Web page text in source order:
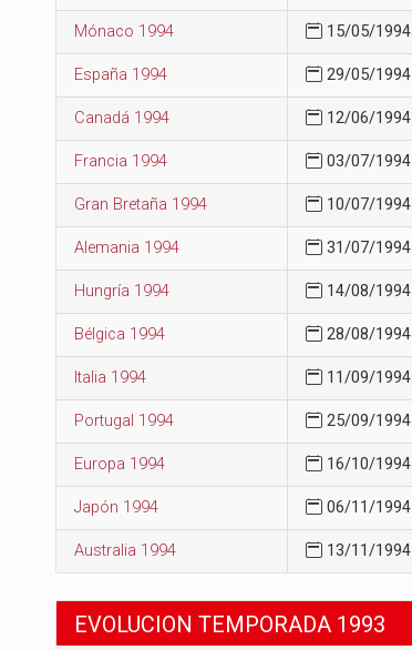
Mónaco 1994 15/05/1994
España 1994 29/05/1994
Canadá 1994 12/06/1994
Francia 1994 03/07/1994
Gran Bretaña 1994 10/07/1994
Alemania 1994 31/07/1994
Hungría 1994 14/08/1994
Bélgica 1994 28/08/1994
Italia 1994 11/09/1994
Portugal 1994 25/09/1994
Europa 1994 16/10/1994
Japón 1994 06/11/1994
Australia 1994 13/11/1994
EVOLUCION TEMPORADA 1993